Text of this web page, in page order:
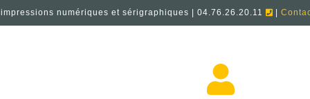
numériques et sérigraphiques | 04.76.26.20.11 |